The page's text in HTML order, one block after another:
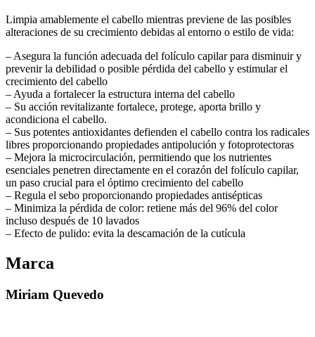
Limpia amablemente el cabello mientras previene de las posibles
alteraciones de su crecimiento debidas al entorno o estilo de vida:
– Asegura la función adecuada del folículo capilar para disminuir y
prevenir la debilidad o posible pérdida del cabello y estimular el
crecimiento del cabello
– Ayuda a fortalecer la estructura interna del cabello
– Su acción revitalizante fortalece, protege, aporta brillo y
acondiciona el cabello.
– Sus potentes antioxidantes defienden el cabello contra los radicales
libres proporcionando propiedades antipolución y fotoprotectoras
– Mejora la microcirculación, permitiendo que los nutrientes
esenciales penetren directamente en el corazón del folículo capilar,
un paso crucial para el óptimo crecimiento del cabello
– Regula el sebo proporcionando propiedades antisépticas
– Minimiza la pérdida de color: retiene más del 96% del color
incluso después de 10 lavados
– Efecto de pulido: evita la descamación de la cutícula
Marca
Miriam Quevedo